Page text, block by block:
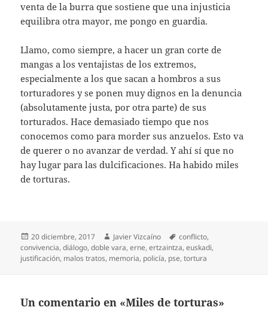
venta de la burra que sostiene que una injusticia
equilibra otra mayor, me pongo en guardia.
Llamo, como siempre, a hacer un gran corte de
mangas a los ventajistas de los extremos,
especialmente a los que sacan a hombros a sus
torturadores y se ponen muy dignos en la denuncia
(absolutamente justa, por otra parte) de sus
torturados. Hace demasiado tiempo que nos
conocemos como para morder sus anzuelos. Esto va
de querer o no avanzar de verdad. Y ahí sí que no
hay lugar para las dulcificaciones. Ha habido miles
de torturas.
Publicado
el
20 diciembre, 2017 Autor
Javier Vizcaíno Etiquetas
conflicto,
convivencia,diálogo,doble vara,erne,ertzaintza,euskadi,
justificación, malos tratos, memoria, policía, pse,tortura
Un comentario en «Miles de torturas»